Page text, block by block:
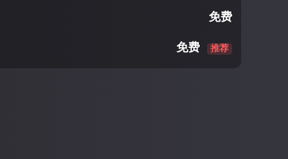
免费
免费 推荐